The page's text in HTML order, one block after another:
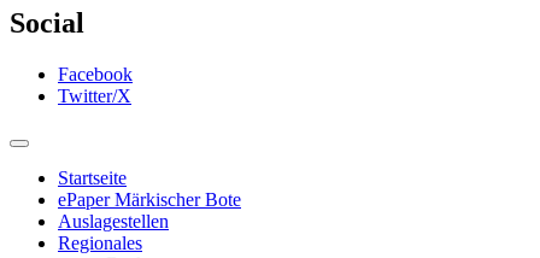
Social
Facebook
Twitter/X
Startseite
ePaper Märkischer Bote
Auslagestellen
Regionales